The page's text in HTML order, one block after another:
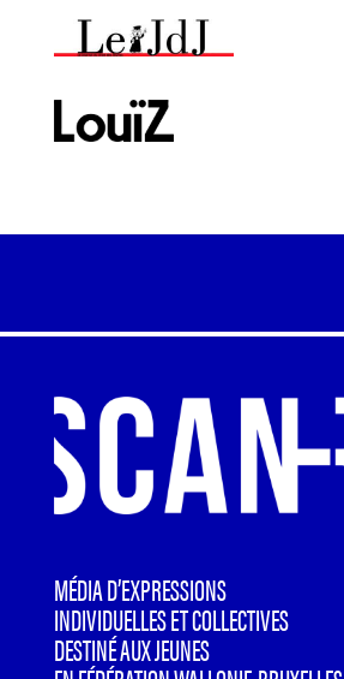
MÉDIA D’EXPRESSIONS
INDIVIDUELLES ET COLLECTIVES
DESTINÉ AUX JEUNES